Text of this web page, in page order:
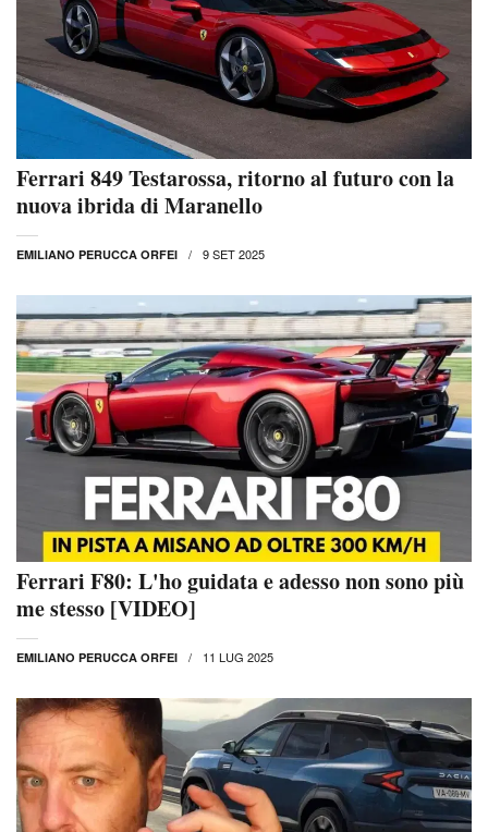
Ferrari 849 Testarossa, ritorno al futuro con la
nuova ibrida di Maranello
EMILIANO PERUCCA ORFEI 9 SET 2025
Ferrari F80: L'ho guidata e adesso non sono più
me stesso [VIDEO]
EMILIANO PERUCCA ORFEI 11 LUG 2025